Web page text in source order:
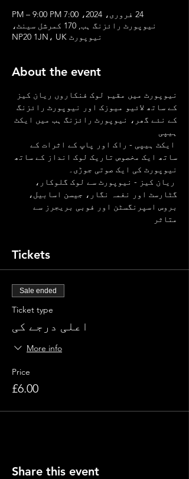
24 فروری، 2024، 7:00 PM – 9:00 PM
نیوپورٹ رائزنگ ہب, 170 کمرشل سینٹ،
نیوپورٹ NP20 1JN، UK
About the event
نیوپورٹ میں مقیم لوک فنکاروں ریان کیز
کے ساتھ لائیو میوزک اور نیوپورٹ رائزنگ
کے نئے گھر، نیوپورٹ رائزنگ ہب میں ایکٹ
ہیپی
ایکٹ ہیپی - راک اور پاپ کے اثرات کے
ساتھ ایک مخصوص تاریک لوک انداز کے ساتھ
نیوپورٹ کی ایک صوتی جوڑی۔
ریان کیز - نیوپورٹ سے لوک گلوکار،
گٹارسٹ اور نغمہ نگار، جیسن اسابیل،
بروس اسپرنگسٹن اور فوبی بریجرز سے
متاثر
Tickets
Sale ended
Ticket type
اعلی درجے کی
More info
Price
£6.00
Share this event